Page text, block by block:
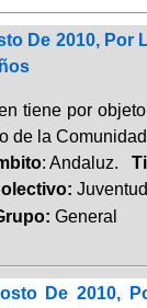
De 2010,
tiene por
de la
: Andaluz.
Juventud
General
De 2010,